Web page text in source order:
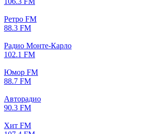
Ретро FM
88.3 FM
Радио Монте-Карло
102.1 FM
Юмор FM
88.7 FM
Авторадио
90.3 FM
Хит FM